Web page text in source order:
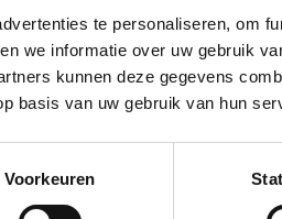
te personaliseren, om
we informatie over uw gebruik
kunnen deze gegevens
basis van uw gebruik van hun
Voorkeuren
happen.
page, sometimes the
search function? Or